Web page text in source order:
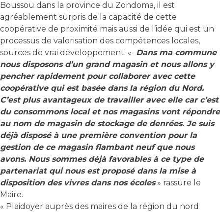
Boussou dans la province du Zondoma, il est
agréablement surpris de la capacité de cette
coopérative de proximité mais aussi de l’idée qui est un
processus de valorisation des compétences locales,
sources de vrai développement. « Dans ma commune
nous disposons d’un grand magasin et nous allons y
pencher rapidement pour collaborer avec cette
coopérative qui est basée dans la région du Nord.
C’est plus avantageux de travailler avec elle car c’est
du consommons local et nos magasins vont répondre
au nom de magasin de stockage de denrées. Je suis
déjà disposé à une première convention pour la
gestion de ce magasin flambant neuf que nous
avons. Nous sommes déjà favorables à ce type de
partenariat qui nous est proposé dans la mise à
disposition des vivres dans nos écoles» rassure le
Maire.
« Plaidoyer auprès des maires de la région du nord